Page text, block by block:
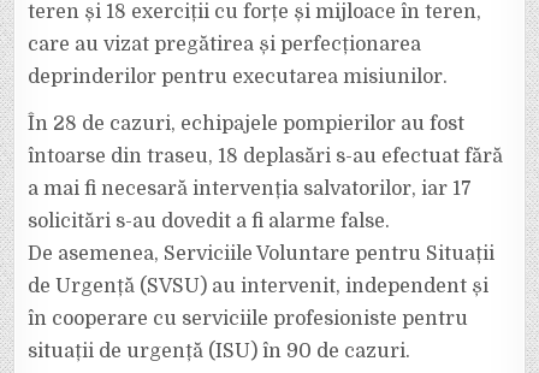
teren și 18 exerciții cu forțe și mijloace în teren,
care au vizat pregătirea și perfecționarea
deprinderilor pentru executarea misiunilor.
În 28 de cazuri, echipajele pompierilor au fost
întoarse din traseu, 18 deplasări s-au efectuat fără
a mai fi necesară intervenția salvatorilor, iar 17
solicitări s-au dovedit a fi alarme false.
De asemenea, Serviciile Voluntare pentru Situații
de Urgență (SVSU) au intervenit, independent și
în cooperare cu serviciile profesioniste pentru
situații de urgență (ISU) în 90 de cazuri.